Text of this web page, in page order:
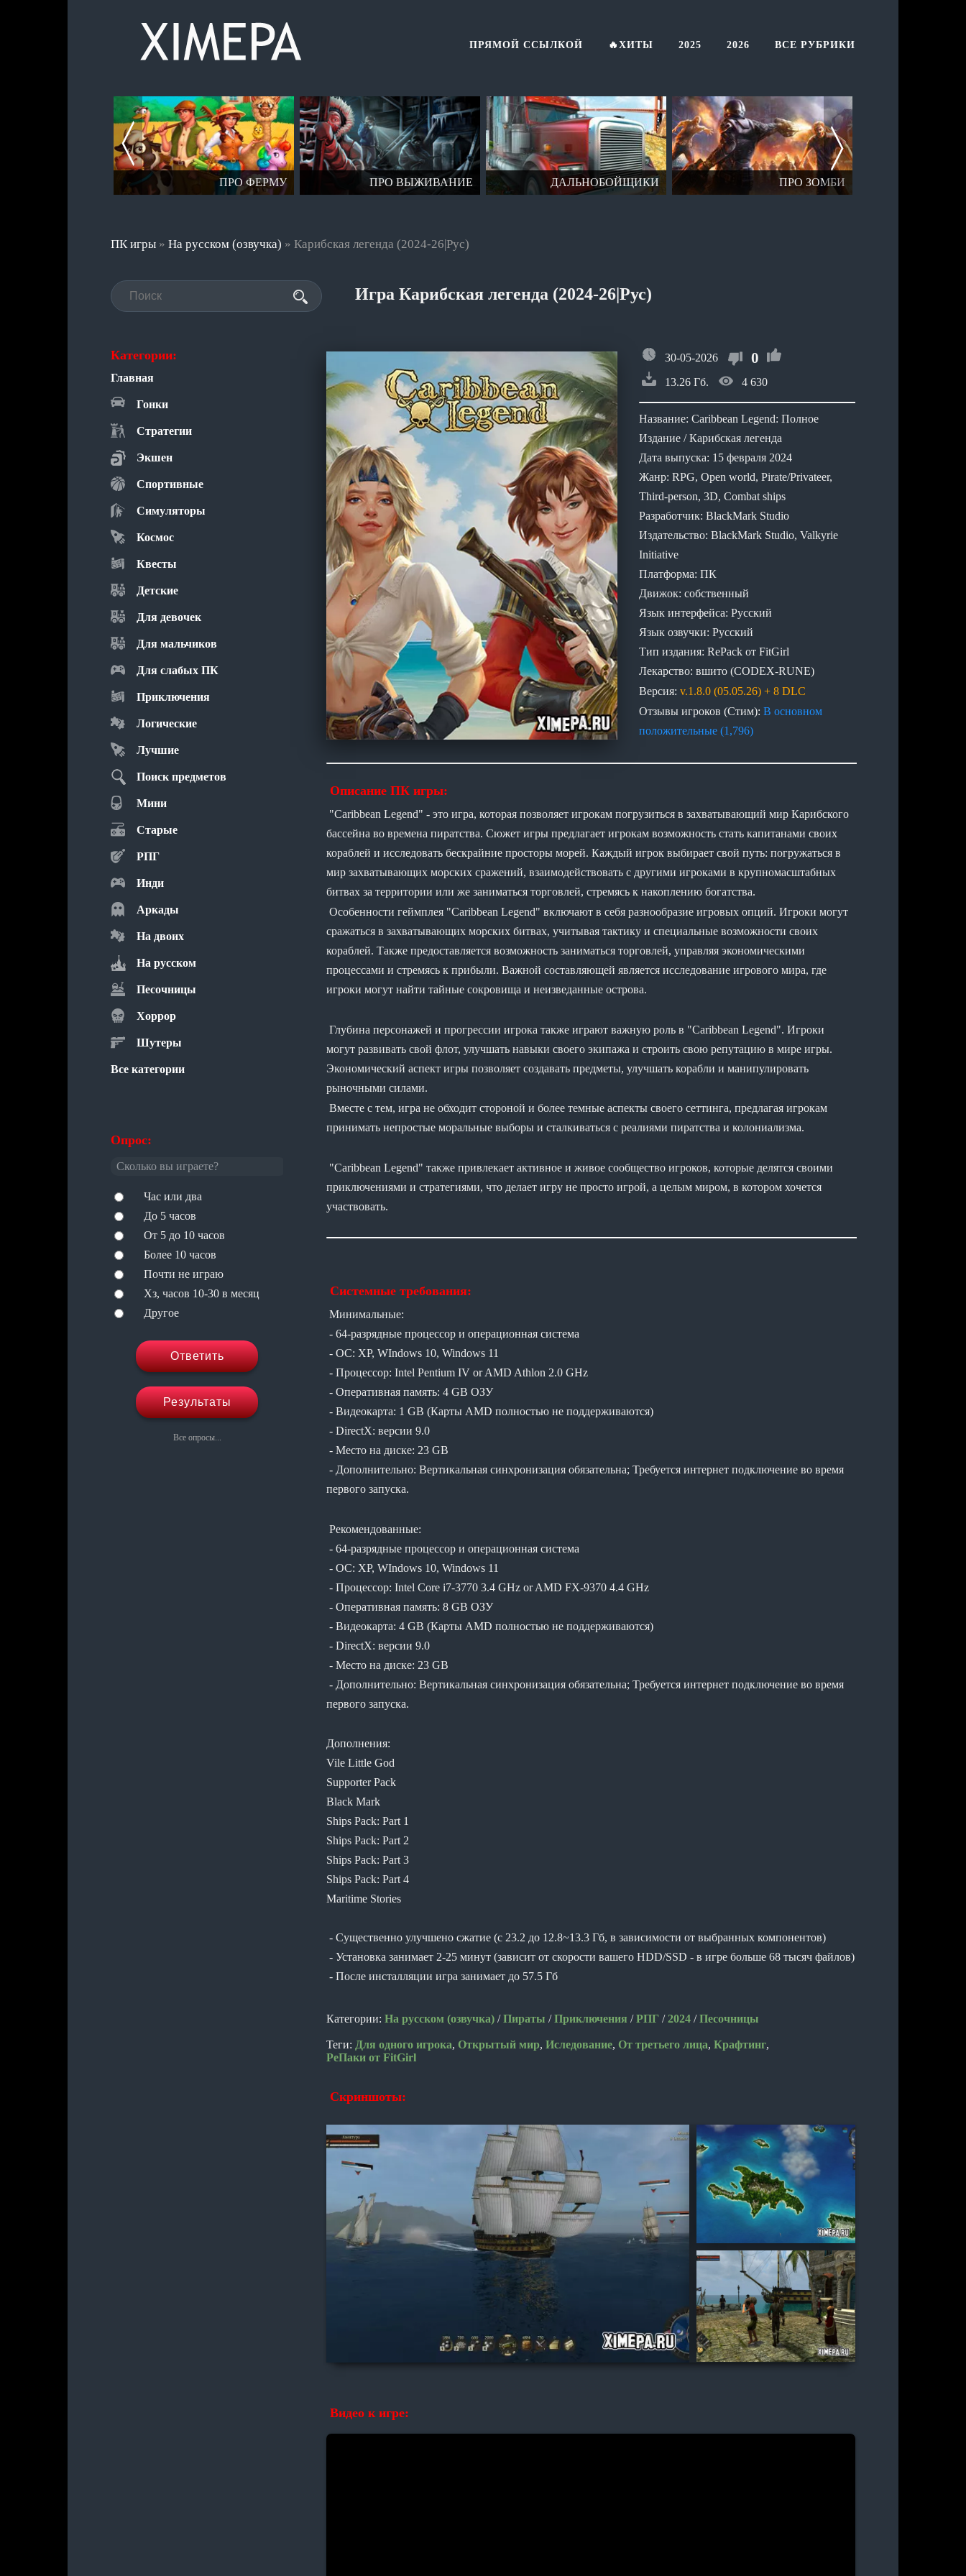
ПРО ФЕРМУ ПРО ВЫЖИВАНИЕ ДАЛЬНОБОЙЩИКИ ПРО ЗОМБИ
ПК игры » На русском (озвучка) » Карибская легенда (2024-26|Рус)
Категории:
ПРЯМОЙ ССЫЛКОЙ 🔥ХИТЫ 2025 2026 ВСЕ РУБРИКИ
Главная
Гонки
Стратегии
Экшен
Спортивные
Симуляторы
Космос
Квесты
Детские
Для девочек
Для мальчиков
Для слабых ПК
Приключения
Логические
Лучшие
Поиск предметов
Мини
Старые
РПГ
Инди
Аркады
На двоих
На русском
Песочницы
Хоррор
Шутеры
Все категории
Опрос:
Сколько вы играете?
Час или два
До 5 часов
От 5 до 10 часов
Более 10 часов
Почти не играю
Хз, часов 10-30 в месяц
Другое
Ответить
Результаты
Все опросы...
Игра Карибская легенда (2024-26|Рус)
30-05-2026 0
13.26 Гб. 4 630
Название: Caribbean Legend: Полное
Издание / Карибская легенда
Дата выпуска: 15 февраля 2024
Жанр: RPG, Open world, Pirate/Privateer,
Third-person, 3D, Combat ships
Разработчик: BlackMark Studio
Издательство: BlackMark Studio, Valkyrie
Initiative
Платформа: ПК
Движок: собственный
Язык интерфейса: Русский
Язык озвучки: Русский
Тип издания: RePack от FitGirl
Лекарство: вшито (CODEX-RUNE)
Версия: v.1.8.0 (05.05.26) + 8 DLC
Отзывы игроков (Стим): В основном
положительные (1,796)
Описание ПК игры:
"Caribbean Legend" - это игра, которая позволяет игрокам погрузиться в захватывающий мир Карибского
бассейна во времена пиратства. Сюжет игры предлагает игрокам возможность стать капитанами своих
кораблей и исследовать бескрайние просторы морей. Каждый игрок выбирает свой путь: погружаться в
мир захватывающих морских сражений, взаимодействовать с другими игроками в крупномасштабных
битвах за территории или же заниматься торговлей, стремясь к накоплению богатства.
Особенности геймплея "Caribbean Legend" включают в себя разнообразие игровых опций. Игроки могут
сражаться в захватывающих морских битвах, учитывая тактику и специальные возможности своих
кораблей. Также предоставляется возможность заниматься торговлей, управляя экономическими
процессами и стремясь к прибыли. Важной составляющей является исследование игрового мира, где
игроки могут найти тайные сокровища и неизведанные острова.
Глубина персонажей и прогрессии игрока также играют важную роль в "Caribbean Legend". Игроки
могут развивать свой флот, улучшать навыки своего экипажа и строить свою репутацию в мире игры.
Экономический аспект игры позволяет создавать предметы, улучшать корабли и манипулировать
рыночными силами.
Вместе с тем, игра не обходит стороной и более темные аспекты своего сеттинга, предлагая игрокам
принимать непростые моральные выборы и сталкиваться с реалиями пиратства и колониализма.
"Caribbean Legend" также привлекает активное и живое сообщество игроков, которые делятся своими
приключениями и стратегиями, что делает игру не просто игрой, а целым миром, в котором хочется
участвовать.
Системные требования:
Минимальные:
- 64-разрядные процессор и операционная система
- ОС: XP, WIndows 10, Windows 11
- Процессор: Intel Pentium IV or AMD Athlon 2.0 GHz
- Оперативная память: 4 GB ОЗУ
- Видеокарта: 1 GB (Карты AMD полностью не поддерживаются)
- DirectX: версии 9.0
- Место на диске: 23 GB
- Дополнительно: Вертикальная синхронизация обязательна; Требуется интернет подключение во время
первого запуска.
Рекомендованные:
- 64-разрядные процессор и операционная система
- ОС: XP, WIndows 10, Windows 11
- Процессор: Intel Core i7-3770 3.4 GHz or AMD FX-9370 4.4 GHz
- Оперативная память: 8 GB ОЗУ
- Видеокарта: 4 GB (Карты AMD полностью не поддерживаются)
- DirectX: версии 9.0
- Место на диске: 23 GB
- Дополнительно: Вертикальная синхронизация обязательна; Требуется интернет подключение во время
первого запуска.
Дополнения:
Vile Little God
Supporter Pack
Black Mark
Ships Pack: Part 1
Ships Pack: Part 2
Ships Pack: Part 3
Ships Pack: Part 4
Maritime Stories
- Существенно улучшено сжатие (с 23.2 до 12.8~13.3 Гб, в зависимости от выбранных компонентов)
- Установка занимает 2-25 минут (зависит от скорости вашего HDD/SSD - в игре больше 68 тысяч файлов)
- После инсталляции игра занимает до 57.5 Гб
Категории: На русском (озвучка) /Пираты /Приключения /РПГ /2024 /Песочницы
Теги: Для одного игрока, Открытый мир, Иследование, От третьего лица, Крафтинг,
РеПаки от FitGirl
Скриншоты:
Видео к игре: